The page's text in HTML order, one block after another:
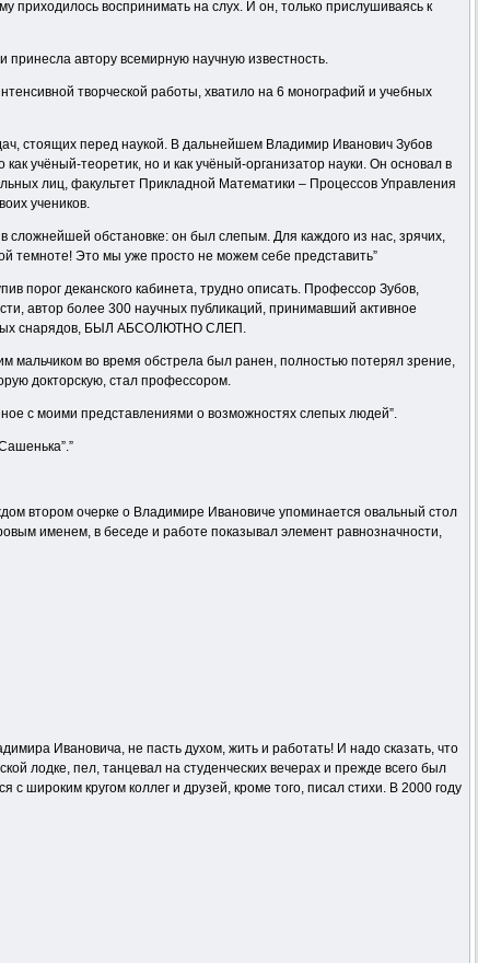
приходилось воспринимать на слух. И он, только прислушиваясь к
автору всемирную научную известность.
творческой работы, хватило на 6 монографий и учебных
стоящих перед наукой. В дальнейшем Владимир Иванович Зубов
учёный-теоретик, но и как учёный-организатор науки. Он основал в
лиц, факультет Прикладной Математики – Процессов Управления
учеников.
обстановке: он был слепым. Для каждого из нас, зрячих,
темноте! Это мы уже просто не можем себе представить”
порог деканского кабинета, трудно описать. Профессор Зубов,
автор более 300 научных публикаций, принимавший активное
снарядов, БЫЛ АБСОЛЮТНО СЛЕП.
мальчиком во время обстрела был ранен, полностью потерял зрение,
докторскую, стал профессором.
с моими представлениями о возможностях слепых людей”.
втором очерке о Владимире Ивановиче упоминается овальный стол
именем, в беседе и работе показывал элемент равнозначности,
Ивановича, не пасть духом, жить и работать! И надо сказать, что
лодке, пел, танцевал на студенческих вечерах и прежде всего был
кругом коллег и друзей, кроме того, писал стихи. В 2000 году